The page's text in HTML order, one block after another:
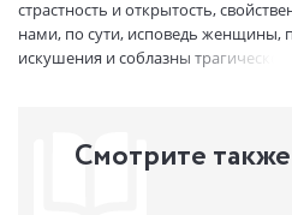
Артикул:
765
ISBN:
9785235033153
страстность и открытость,
нами, по сути, исповедь
искушения и соблазны
Смотрите также